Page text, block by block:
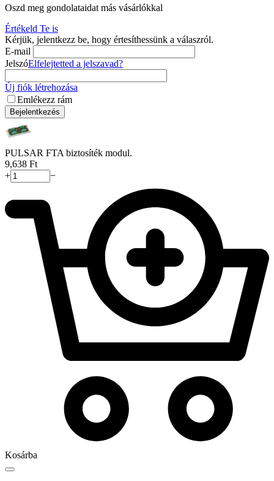
Oszd meg gondolataidat más vásárlókkal
Értékeld Te is
Kérjük, jelentkezz be, hogy értesíthessünk a válaszról.
E-mail
JelszóElfelejtetted a jelszavad?
Új fiók létrehozása
Emlékezz rám
Bejelentkezés
PULSAR FTA biztosíték modul.
9,638 Ft
+
−
Kosárba